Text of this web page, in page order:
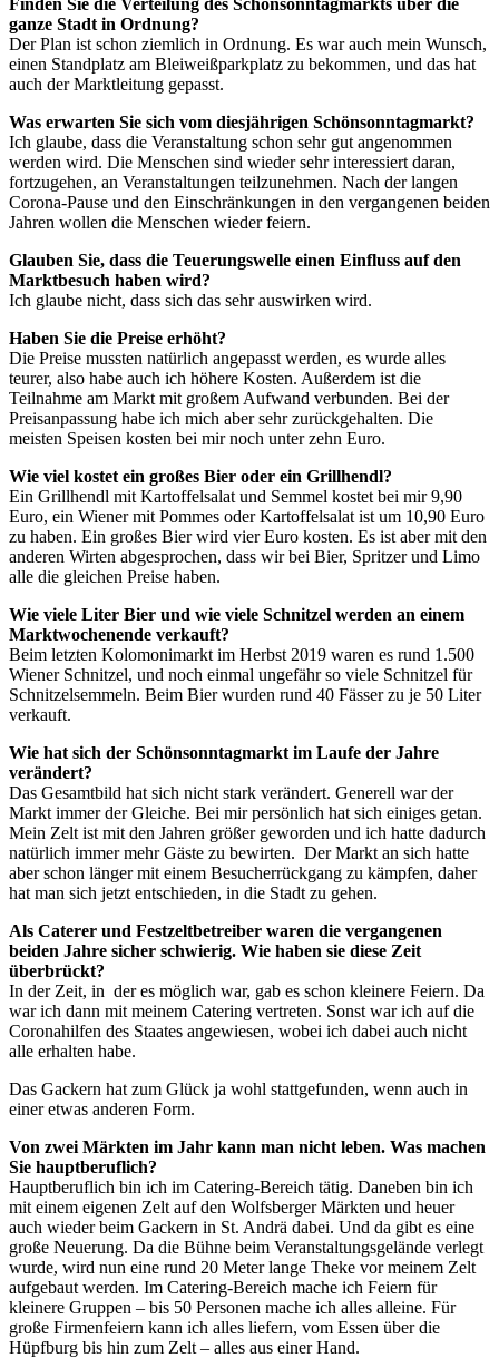
Finden Sie die Verteilung des Schönsonntagmarkts über die
ganze Stadt in Ordnung?
Der Plan ist schon ziemlich in Ordnung. Es war auch mein Wunsch,
einen Standplatz am Bleiweißparkplatz zu bekommen, und das hat
auch der Marktleitung gepasst.
Was erwarten Sie sich vom diesjährigen Schönsonntagmarkt?
Ich glaube, dass die Veranstaltung schon sehr gut angenommen
werden wird. Die Menschen sind wieder sehr interessiert daran,
fortzugehen, an Veranstaltungen teilzunehmen. Nach der langen
Corona-Pause und den Einschränkungen in den vergangenen beiden
Jahren wollen die Menschen wieder feiern.
Glauben Sie, dass die Teuerungswelle einen Einfluss auf den
Marktbesuch haben wird?
Ich glaube nicht, dass sich das sehr auswirken wird.
Haben Sie die Preise erhöht?
Die Preise mussten natürlich angepasst werden, es wurde alles
teurer, also habe auch ich höhere Kosten. Außerdem ist die
Teilnahme am Markt mit großem Aufwand verbunden. Bei der
Preisanpassung habe ich mich aber sehr zurückgehalten. Die
meisten Speisen kosten bei mir noch unter zehn Euro.
Wie viel kostet ein großes Bier oder ein Grillhendl?
Ein Grillhendl mit Kartoffelsalat und Semmel kostet bei mir 9,90
Euro, ein Wiener mit Pommes oder Kartoffelsalat ist um 10,90 Euro
zu haben. Ein großes Bier wird vier Euro kosten. Es ist aber mit den
anderen Wirten abgesprochen, dass wir bei Bier, Spritzer und Limo
alle die gleichen Preise haben.
Wie viele Liter Bier und wie viele Schnitzel werden an einem
Marktwochenende verkauft?
Beim letzten Kolomonimarkt im Herbst 2019 waren es rund 1.500
Wiener Schnitzel, und noch einmal ungefähr so viele Schnitzel für
Schnitzelsemmeln. Beim Bier wurden rund 40 Fässer zu je 50 Liter
verkauft.
Wie hat sich der Schönsonntagmarkt im Laufe der Jahre
verändert?
Das Gesamtbild hat sich nicht stark verändert. Generell war der
Markt immer der Gleiche. Bei mir persönlich hat sich einiges getan.
Mein Zelt ist mit den Jahren größer geworden und ich hatte dadurch
natürlich immer mehr Gäste zu bewirten. Der Markt an sich hatte
aber schon länger mit einem Besucherrückgang zu kämpfen, daher
hat man sich jetzt entschieden, in die Stadt zu gehen.
Als Caterer und Festzeltbetreiber waren die vergangenen
beiden Jahre sicher schwierig. Wie haben sie diese Zeit
überbrückt?
In der Zeit, in der es möglich war, gab es schon kleinere Feiern. Da
war ich dann mit meinem Catering vertreten. Sonst war ich auf die
Coronahilfen des Staates angewiesen, wobei ich dabei auch nicht
alle erhalten habe.
Das Gackern hat zum Glück ja wohl stattgefunden, wenn auch in
einer etwas anderen Form.
Von zwei Märkten im Jahr kann man nicht leben. Was machen
Sie hauptberuflich?
Hauptberuflich bin ich im Catering-Bereich tätig. Daneben bin ich
mit einem eigenen Zelt auf den Wolfsberger Märkten und heuer
auch wieder beim Gackern in St. Andrä dabei. Und da gibt es eine
große Neuerung. Da die Bühne beim Veranstaltungsgelände verlegt
wurde, wird nun eine rund 20 Meter lange Theke vor meinem Zelt
aufgebaut werden. Im Catering-Bereich mache ich Feiern für
kleinere Gruppen – bis 50 Personen mache ich alles alleine. Für
große Firmenfeiern kann ich alles liefern, vom Essen über die
Hüpfburg bis hin zum Zelt – alles aus einer Hand.